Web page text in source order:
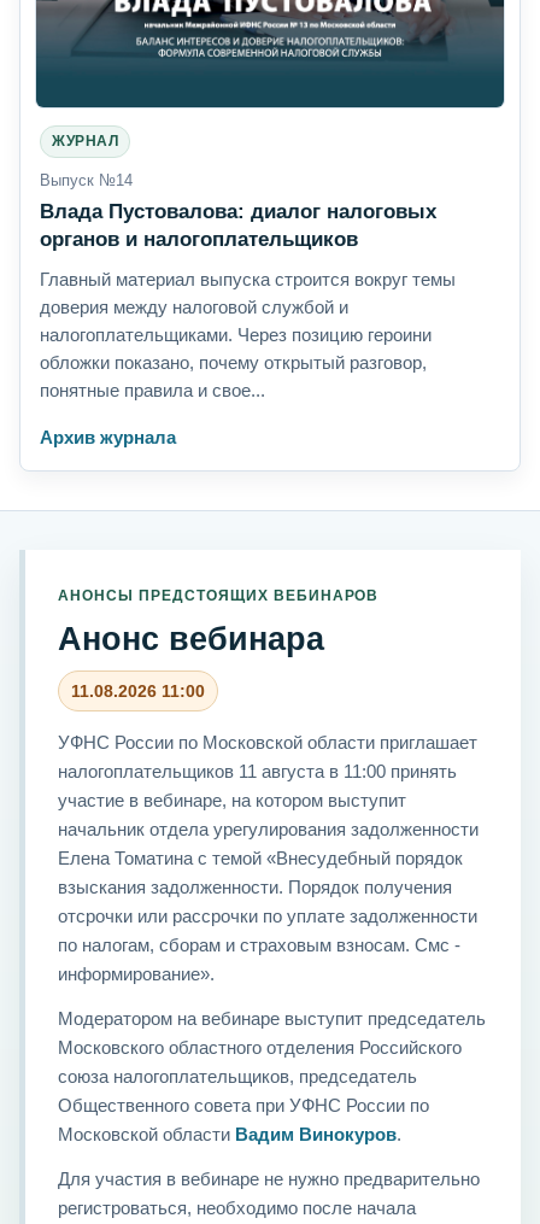
ЖУРНАЛ
Выпуск №14
Влада Пустовалова: диалог налоговых
органов и налогоплательщиков
Главный материал выпуска строится вокруг темы
доверия между налоговой службой и
налогоплательщиками. Через позицию героини
обложки показано, почему открытый разговор,
понятные правила и свое...
Архив журнала
АНОНСЫ ПРЕДСТОЯЩИХ ВЕБИНАРОВ
Анонс вебинара
11.08.2026 11:00
УФНС России по Московской области приглашает
налогоплательщиков 11 августа в 11:00 принять
участие в вебинаре, на котором выступит
начальник отдела урегулирования задолженности
Елена Томатина с темой «Внесудебный порядок
взыскания задолженности. Порядок получения
отсрочки или рассрочки по уплате задолженности
по налогам, сборам и страховым взносам. Смс -
информирование».
Модератором на вебинаре выступит председатель
Московского областного отделения Российского
союза налогоплательщиков, председатель
Общественного совета при УФНС России по
Московской области Вадим Винокуров.
Для участия в вебинаре не нужно предварительно
регистроваться, необходимо после начала